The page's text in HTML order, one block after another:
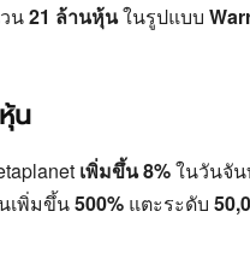
น21 ล้านหุ้นในรูปแบบ
น
เพิ่มขึ้น 8%ในวันจั
เพิ่มขึ้น500% แตะระดับ